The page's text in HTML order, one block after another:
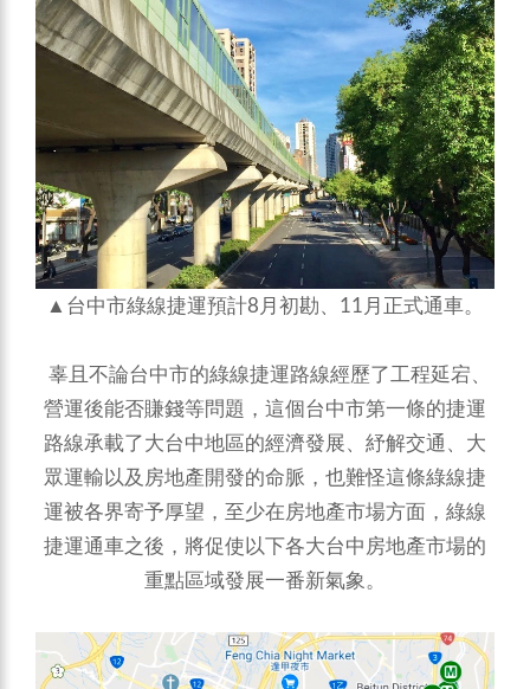
▲台中市綠線捷運預計8月初勘、11月正式通車。
辜且不論台中市的綠線捷運路線經歷了工程延宕、
營運後能否賺錢等問題，這個台中市第一條的捷運
路線承載了大台中地區的經濟發展、紓解交通、大
眾運輸以及房地產開發的命脈，也難怪這條綠線捷
運被各界寄予厚望，至少在房地產市場方面，綠線
捷運通車之後，將促使以下各大台中房地產市場的
重點區域發展一番新氣象。